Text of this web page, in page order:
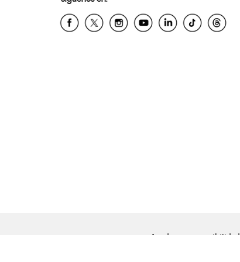
Ayuda para accesibilidad